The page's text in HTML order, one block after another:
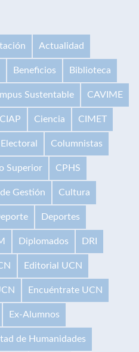
Actualidad
Beneficios Biblioteca
Sustentable CAVIME
CIAP Ciencia CIMET
Columnistas
Superior CPHS
Gestión Cultura
Deportes
Diplomados DRI
Editorial UCN
Encuéntrate UCN
Ex-Alumnos
de Humanidades